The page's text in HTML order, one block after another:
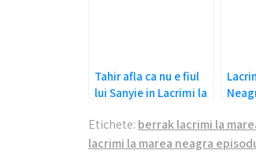
Tahir afla ca nu e fiul
lui Sanyie in Lacrimi la
Episodul 43
Etichete: berrak lacrimi la
lacrimi la marea neagra